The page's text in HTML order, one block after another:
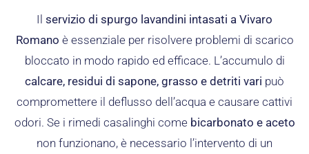
Il servizio di spurgo lavandini intasati a Vivaro
Romano è essenziale per risolvere problemi di scarico
bloccato in modo rapido ed efficace. L’accumulo di
calcare, residui di sapone, grasso e detriti vari può
compromettere il deflusso dell’acqua e causare cattivi
odori. Se i rimedi casalinghi come bicarbonato e aceto
non funzionano, è necessario l’intervento di un